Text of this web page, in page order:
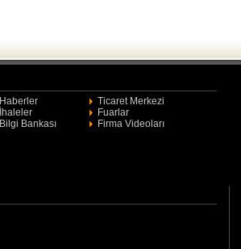
Haberler
Ticaret Merkezi
İhaleler
Fuarlar
Bilgi Bankası
Firma Videoları